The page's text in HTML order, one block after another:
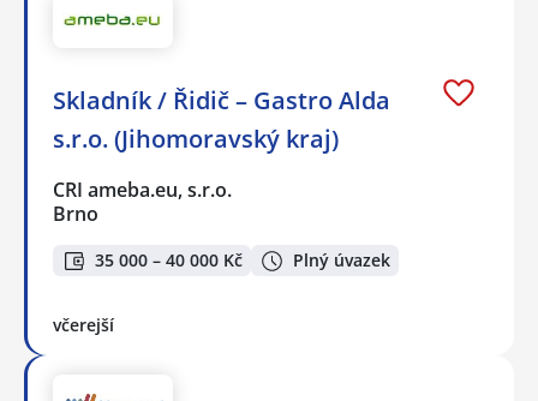
Skladník / Řidič – Gastro Alda
s.r.o. (Jihomoravský kraj)
CRI ameba.eu, s.r.o.
Brno
35 000 – 40 000 Kč Plný úvazek
včerejší